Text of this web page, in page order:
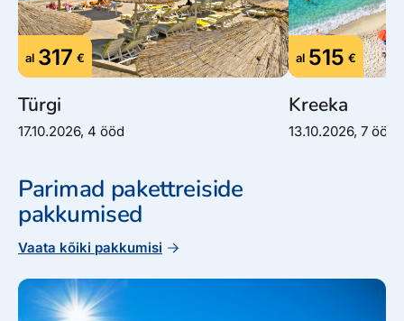
al 317 €
Türgi
17.10.2026, 4 ööd
al 515 €
Kreeka
13.10.2026, 7 ööd
Parimad pakettreiside
pakkumised
Vaata kõiki pakkumisi